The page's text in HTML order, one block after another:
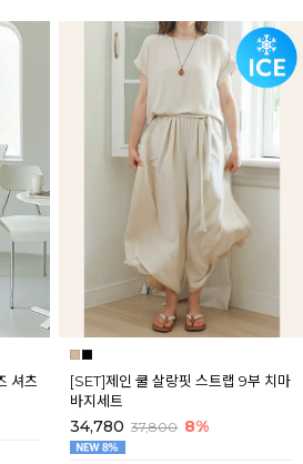
셔츠
[SET]제인 쿨 살랑핏 스트랩 9부 치마
바지세트
34,780 37,800 8%